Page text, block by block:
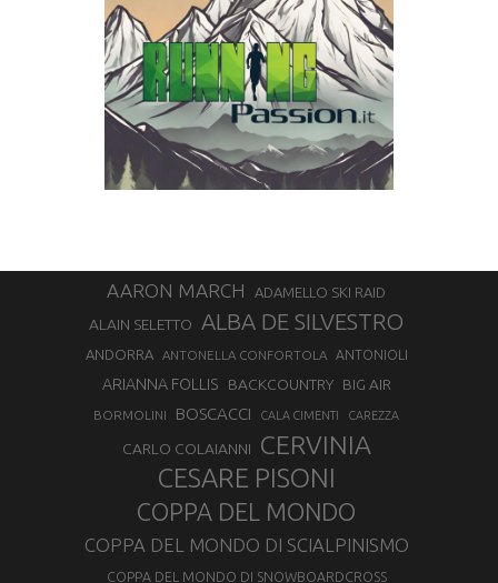
AARON MARCH ADAMELLO SKI RAID
ALAIN SELETTO ALBA DE SILVESTRO
ANDORRA ANTONELLA CONFORTOLA ANTONIOLI
ARIANNA FOLLIS BACKCOUNTRY BIG AIR
BORMOLINI BOSCACCI CALA CIMENTI CAREZZA
CARLO COLAIANNI CERVINIA
CESARE PISONI
COPPA DEL MONDO
COPPA DEL MONDO DI SCIALPINISMO
COPPA DEL MONDO DI SNOWBOARDCROSS